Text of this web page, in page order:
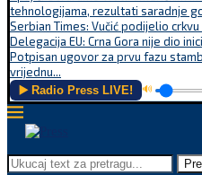
tehnologijama, rezultati saradnje
Serbian Times: Vučić podijelio crkvu
Delegacija EU: Crna Gora nije dio
Potpisan ugovor za prvu fazu
vrijednu...
▶️ Radio Press LIVE! 🔊